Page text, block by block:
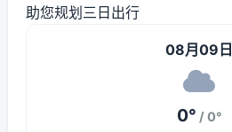
助您规划三日出行
08月09日
0° / 0°